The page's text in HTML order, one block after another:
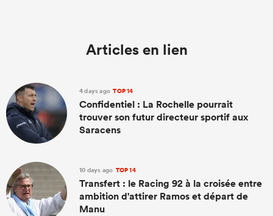
Articles en lien
4 days ago TOP 14
Confidentiel : La Rochelle pourrait
trouver son futur directeur sportif aux
Saracens
10 days ago TOP 14
Transfert : le Racing 92 à la croisée entre
ambition d'attirer Ramos et départ de
Manu